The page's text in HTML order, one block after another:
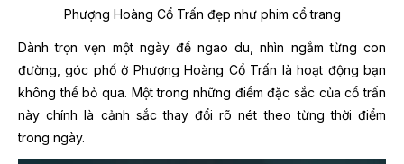
Phượng Hoàng Cổ Trấn đẹp như phim cổ trang
Dành trọn vẹn một ngày để ngao du, nhìn ngắm từng con
đường, góc phố ở Phượng Hoàng Cổ Trấn là hoạt động bạn
không thể bỏ qua. Một trong những điểm đặc sắc của cổ trấn
này chính là cảnh sắc thay đổi rõ nét theo từng thời điểm
trong ngày.